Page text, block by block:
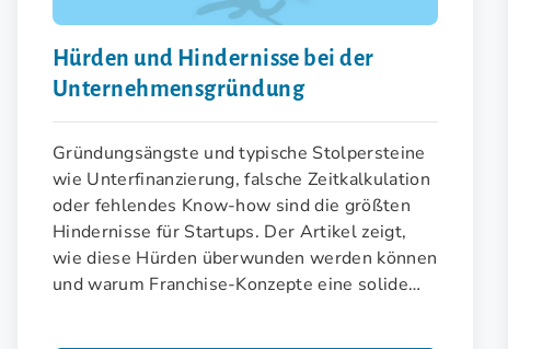
Hürden und Hindernisse bei der
Unternehmensgründung
Gründungsängste und typische Stolpersteine
wie Unterfinanzierung, falsche Zeitkalkulation
oder fehlendes Know-how sind die größten
Hindernisse für Startups. Der Artikel zeigt,
wie diese Hürden überwunden werden können
und warum Franchise-Konzepte eine solide